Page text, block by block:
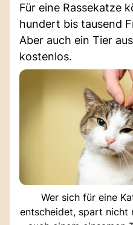
Für eine Rassekatze
hundert bis tausend
Aber auch ein Tier
kostenlos.
Wer sich für eine
entscheidet, spart nicht